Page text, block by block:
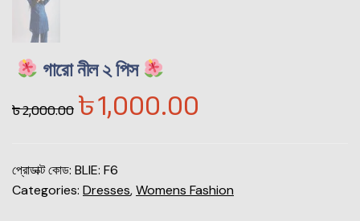
গারো নীল ২ পিস
৳2,000.00৳1,000.00
প্রোডাক্ট কোড: BLIE: F6
Categories: Dresses,Womens Fashion